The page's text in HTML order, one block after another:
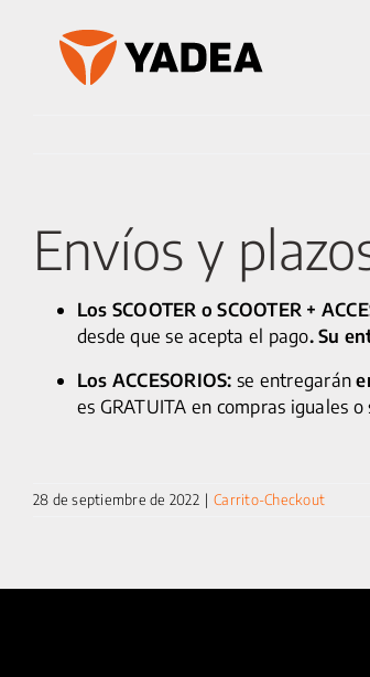
contenido
Envíos y
Los SCOOTER o SCOOTER +
desde que se acepta el pago. Su
Los ACCESORIOS: se entregarán
es GRATUITA en compras iguales
28 de septiembre de 2022 | Carrito-Checkout